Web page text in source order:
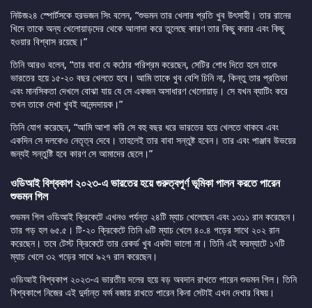
নিউজ২৪ স্পোর্টসকে হরভজন সিং বলেন, “শুভমন তার খেলার প্রতি খুব উৎসাহী। তার রানের
খিদে তাকে অন্য খেলোয়াড়দের থেকে আলাদা করে তুলেছে কারণ তার কিছু করার এবং কিছু
হওয়ার বিশ্বাস রয়েছে।”
তিনি আরও বলেন, “তার বাবা যে কঠোর পরিশ্রম করেছেন, সেটির শোধ দিতে হলে তাকে
ভারতের হয়ে ১৫-২০ বছর খেলতে হবে। আমি তাকে খুব বেশি চিনি না, কিন্তু তার প্রতিভা
এবং মানসিকতা দেখলে বোঝা যায় যে সে একজন অসাধারণ খেলোয়াড়। সে যখন ব্যাটিং করে
তখন তাকে দেখা খুবই আনন্দদায়ক।”
তিনি যোগ করেছেন, “আমি আশা করি সে বহু বছর ধরে ভারতের হয়ে খেলতে থাকবে এবং
একদিন সে দলকেও নেতৃত্ব দেবে। তাহলেই তার বাবা সন্তুষ্ট হবেন। তার এবং পাঞ্জাব উভয়ের
জন্যই সন্তুষ্টি হবে কারণ সে আমাদের ছেলে।”
ওডিআই বিশ্বকাপ ২০২৩-এ ভারতের হয়ে গুরুত্বপূর্ণ ভূমিকা পালন করতে পারেন
শুভমন গিল
শুভমন গিল ওডিআই ক্রিকেটে এখনও পর্যন্ত ২৪টি ম্যাচ খেলেছেন এবং ১৩১১ রান করেছেন।
তার গড় হল ৬৫.৫। টি-২০ ক্রিকেটে তিনি ৬টি ম্যাচ খেলে ৪০.৪ গড়ের সাথে ২০২ রান
করেছেন। তবে টেস্ট ক্রিকেটে তার রেকর্ড খুব একটা ভালো না। তিনি এই ফরম্যাটে ১৭টি
ম্যাচ খেলে ৩২ গড়ের সাথে ৯২৭ রান করেছেন।
ওডিআই বিশ্বকাপ ২০২৩-এ ভারতীয় দলের হয়ে বড় অবদান রাখতে পারেন শুভমন গিল। তিনি
বিশ্বকাপে নিজের এই দুর্দান্ত ফর্ম বজায় রাখতে পারেন কিনা সেটাই এখন দেখার বিষয়।